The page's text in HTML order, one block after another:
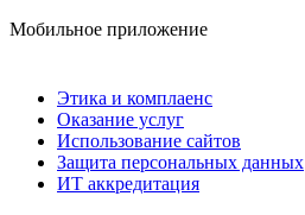
Мобильное приложение
Этика и комплаенс
Оказание услуг
Использование сайтов
Защита персональных данных
ИТ аккредитация